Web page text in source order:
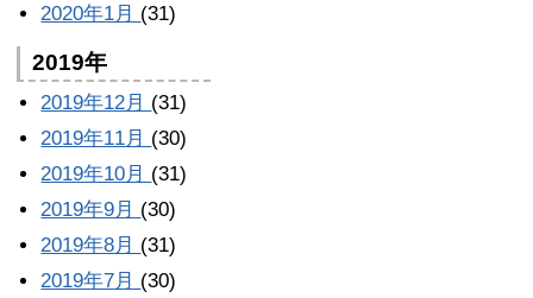
2020年1月 (31)
2019年
2019年12月 (31)
2019年11月 (30)
2019年10月 (31)
2019年9月 (30)
2019年8月 (31)
2019年7月 (30)